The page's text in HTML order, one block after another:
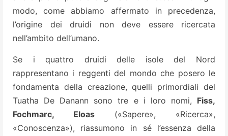
modo, come abbiamo affermato in precedenza,
l’origine dei druidi non deve essere ricercata
nell’ambito dell’umano.
Se i quattro druidi delle isole del Nord
rappresentano i reggenti del mondo che posero le
fondamenta della creazione, quelli primordiali del
Tuatha De Danann sono tre e i loro nomi, Fiss,
Fochmarc, Eloas («Sapere», «Ricerca»,
«Conoscenza»), riassumono in sé l’essenza della